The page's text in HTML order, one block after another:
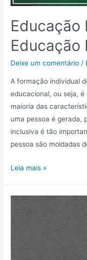
Educação
Educação
Deixe um comentário /
A formação individual
educacional, ou seja,
maioria das
uma pessoa é gerada,
inclusiva é tão
pessoa são moldadas
Educação
Leia mais »